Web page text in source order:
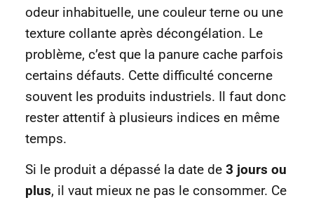
odeur inhabituelle, une couleur terne ou une
texture collante après décongélation. Le
problème, c’est que la panure cache parfois
certains défauts. Cette difficulté concerne
souvent les produits industriels. Il faut donc
rester attentif à plusieurs indices en même
temps.
Si le produit a dépassé la date de 3 jours ou
plus, il vaut mieux ne pas le consommer. Ce